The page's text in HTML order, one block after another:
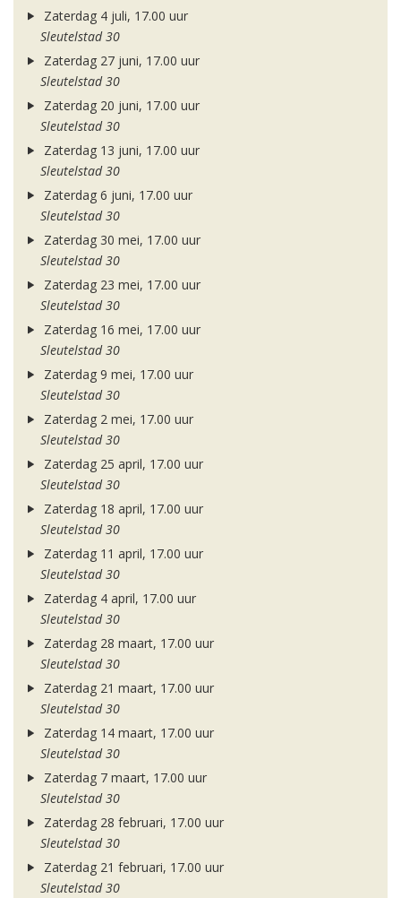
Zaterdag 4 juli, 17.00 uur
Sleutelstad 30
Zaterdag 27 juni, 17.00 uur
Sleutelstad 30
Zaterdag 20 juni, 17.00 uur
Sleutelstad 30
Zaterdag 13 juni, 17.00 uur
Sleutelstad 30
Zaterdag 6 juni, 17.00 uur
Sleutelstad 30
Zaterdag 30 mei, 17.00 uur
Sleutelstad 30
Zaterdag 23 mei, 17.00 uur
Sleutelstad 30
Zaterdag 16 mei, 17.00 uur
Sleutelstad 30
Zaterdag 9 mei, 17.00 uur
Sleutelstad 30
Zaterdag 2 mei, 17.00 uur
Sleutelstad 30
Zaterdag 25 april, 17.00 uur
Sleutelstad 30
Zaterdag 18 april, 17.00 uur
Sleutelstad 30
Zaterdag 11 april, 17.00 uur
Sleutelstad 30
Zaterdag 4 april, 17.00 uur
Sleutelstad 30
Zaterdag 28 maart, 17.00 uur
Sleutelstad 30
Zaterdag 21 maart, 17.00 uur
Sleutelstad 30
Zaterdag 14 maart, 17.00 uur
Sleutelstad 30
Zaterdag 7 maart, 17.00 uur
Sleutelstad 30
Zaterdag 28 februari, 17.00 uur
Sleutelstad 30
Zaterdag 21 februari, 17.00 uur
Sleutelstad 30